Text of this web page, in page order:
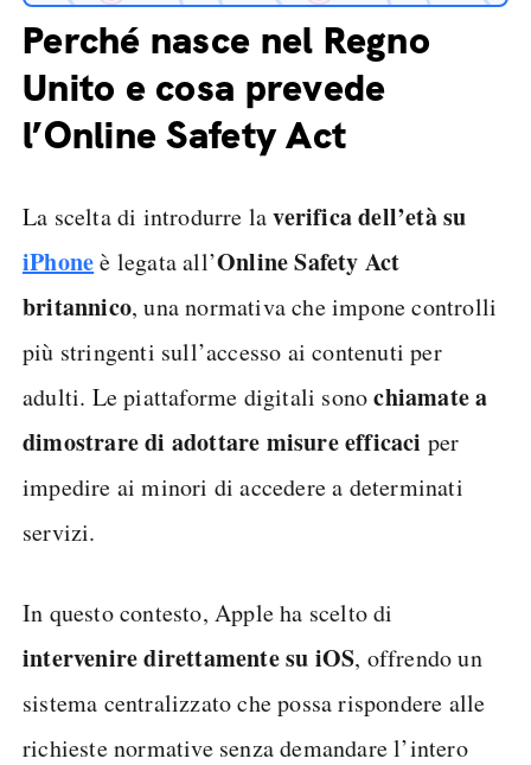
Perché nasce nel Regno
Unito e cosa prevede
l’Online Safety Act
La scelta di introdurre laverifica dell’età su
iPhoneè legata all’Online Safety Act
britannico, una normativa che impone controlli
più stringenti sull’accesso ai contenuti per
adulti. Le piattaforme digitali sonochiamate a
dimostrare di adottare misure efficaci per
impedire ai minori di accedere a determinati
servizi.
In questo contesto, Apple ha scelto di
intervenire direttamente su iOS, offrendo un
sistema centralizzato che possa rispondere alle
richieste normative senza demandare l’intero